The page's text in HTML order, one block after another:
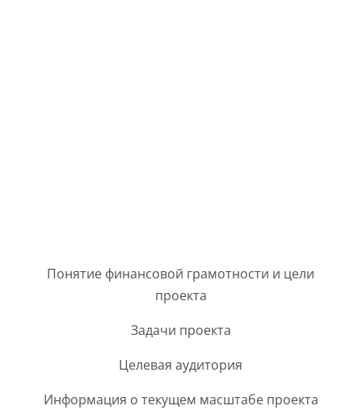
Понятие финансовой грамотности и цели
проекта
Задачи проекта
Целевая аудитория
Информация о текущем масштабе проекта